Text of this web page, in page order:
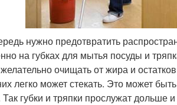
нужно предотвратить
на губках для мытья посуды и
очищать от жира и
легко может стекать. Это может
губки и тряпки прослужат дольше